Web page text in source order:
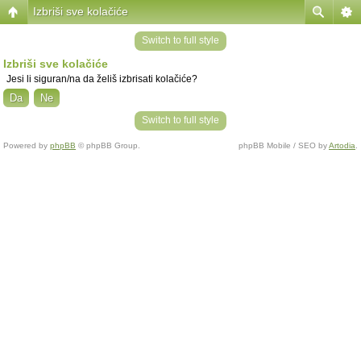
Izbriši sve kolačiće
Switch to full style
Izbriši sve kolačiće
Jesi li siguran/na da želiš izbrisati kolačiće?
Switch to full style
Powered by phpBB © phpBB Group. phpBB Mobile / SEO byArtodia